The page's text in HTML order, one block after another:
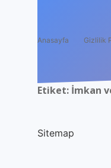
Anasayfa Gizlilik
Etiket: İmkan
Sitemap